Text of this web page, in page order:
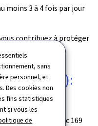
sans
personnel, et
Des cookies non
fins statistiques
si vous les
de
moins 3 à 4 fois par jour
contribuez à protéger
(RSV):
de cas
été observée, avec 169